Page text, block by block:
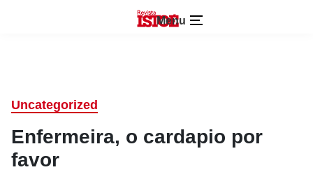
Menu
Uncategorized
Enfermeira, o cardapio por
favor